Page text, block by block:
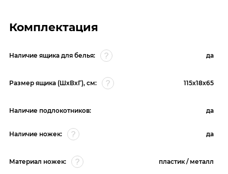
Комплектация
Наличие ящика для белья: да
Размер ящика (ШхВхГ), см: 115х18х65
Наличие подлокотников: да
Наличие ножек: да
Материал ножек: пластик / металл